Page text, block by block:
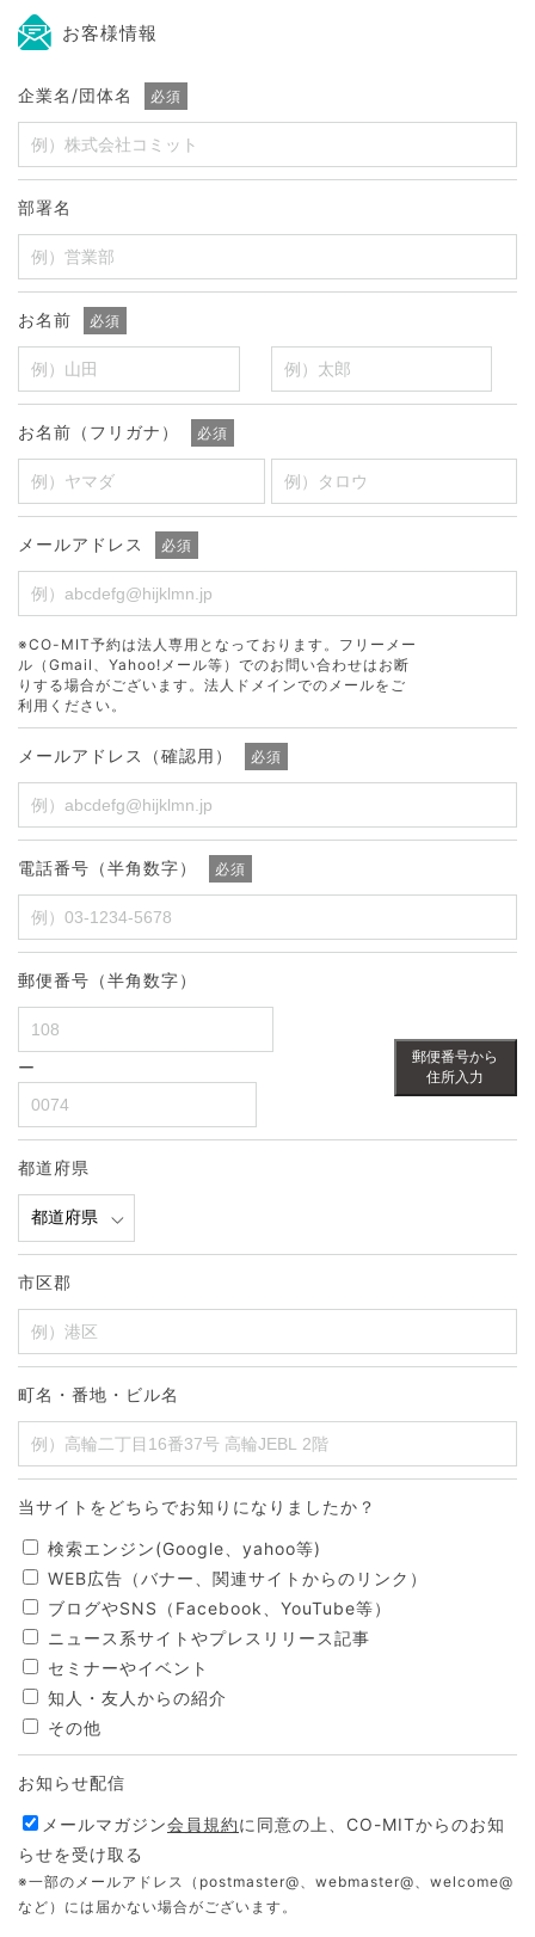
お客様情報
企業名/団体名 必須
部署名
お名前 必須
お名前（フリガナ） 必須
メールアドレス 必須
※CO-MIT予約は法人専用となっております。フリーメー
ル（Gmail、Yahoo!メール等）でのお問い合わせはお断
りする場合がございます。法人ドメインでのメールをご
利用ください。
メールアドレス（確認用） 必須
電話番号（半角数字） 必須
郵便番号（半角数字）
郵便番号から
住所入力
都道府県
市区郡
町名・番地・ビル名
当サイトをどちらでお知りになりましたか？
検索エンジン(Google、yahoo等)
WEB広告（バナー、関連サイトからのリンク）
ブログやSNS（Facebook、YouTube等）
ニュース系サイトやプレスリリース記事
セミナーやイベント
知人・友人からの紹介
その他
お知らせ配信
メールマガジン会員規約に同意の上、CO-MITからのお知
らせを受け取る
※一部のメールアドレス（postmaster@、webmaster@、welcome@
など）には届かない場合がございます。